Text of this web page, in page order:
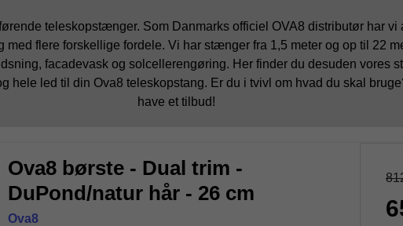
teleskopstænger. Som Danmarks officiel OVA8 distributør har
flere forskellige fordele. Vi har stænger fra 1,5 meter og op til 22
facadevask og solcellerengøring. Her finder du desuden vores
hele led til din Ova8 teleskopstang. Er du i tvivl om hvad du skal
have et tilbud!
Ova8 børste - Dual trim -
DuPond/natur hår - 26 cm
Ova8